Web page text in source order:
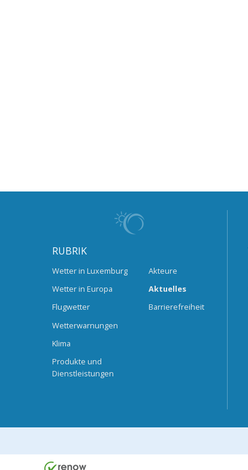
RUBRIK
Wetter in Luxemburg
Wetter in Europa
Flugwetter
Wetterwarnungen
Klima
Produkte und
Dienstleistungen
Akteure
Aktuelles
Barrierefreiheit